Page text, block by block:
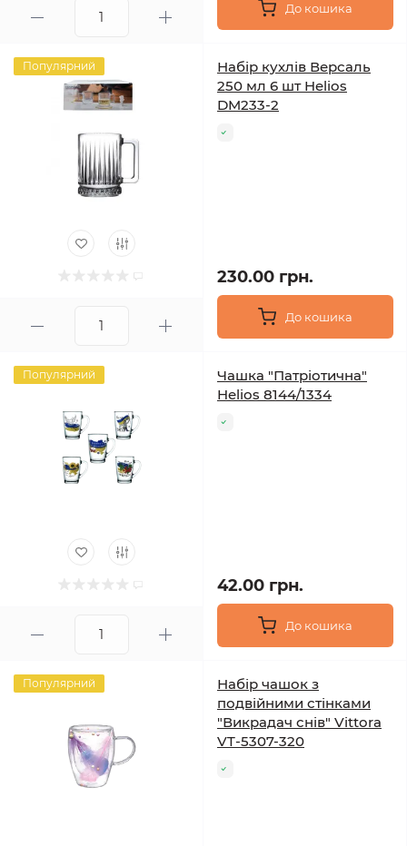
До кошика
Популярний
Набір кухлів Версаль
250 мл 6 шт Helios
DM233-2
230.00 грн.
До кошика
Популярний
Чашка "Патріотична"
Helios 8144/1334
42.00 грн.
До кошика
Популярний
Набір чашок з
подвійними стінками
"Викрадач снів" Vittora
VT-5307-320